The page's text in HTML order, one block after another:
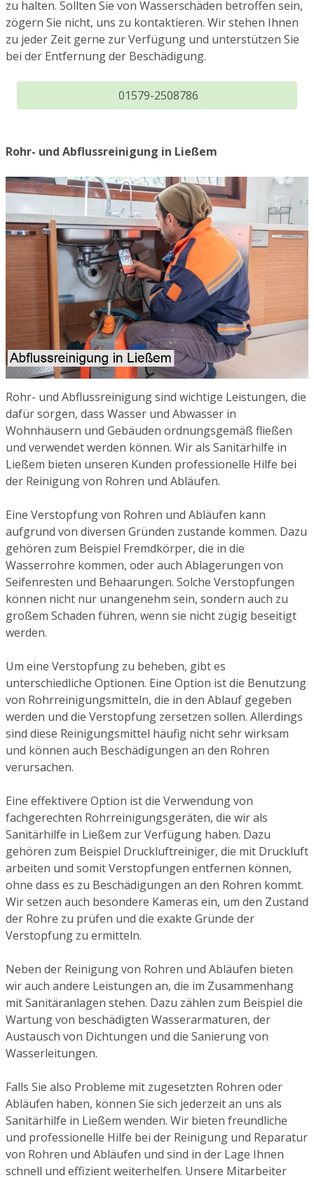
zu halten. Sollten Sie von Wasserschäden betroffen sein,
zögern Sie nicht, uns zu kontaktieren. Wir stehen Ihnen
zu jeder Zeit gerne zur Verfügung und unterstützen Sie
bei der Entfernung der Beschädigung.
01579-2508786
Rohr- und Abflussreinigung in Ließem
Rohr- und Abflussreinigung sind wichtige Leistungen, die
dafür sorgen, dass Wasser und Abwasser in
Wohnhäusern und Gebäuden ordnungsgemäß fließen
und verwendet werden können. Wir als Sanitärhilfe in
Ließem bieten unseren Kunden professionelle Hilfe bei
der Reinigung von Rohren und Abläufen.
Eine Verstopfung von Rohren und Abläufen kann
aufgrund von diversen Gründen zustande kommen. Dazu
gehören zum Beispiel Fremdkörper, die in die
Wasserrohre kommen, oder auch Ablagerungen von
Seifenresten und Behaarungen. Solche Verstopfungen
können nicht nur unangenehm sein, sondern auch zu
großem Schaden führen, wenn sie nicht zügig beseitigt
werden.
Um eine Verstopfung zu beheben, gibt es
unterschiedliche Optionen. Eine Option ist die Benutzung
von Rohrreinigungsmitteln, die in den Ablauf gegeben
werden und die Verstopfung zersetzen sollen. Allerdings
sind diese Reinigungsmittel häufig nicht sehr wirksam
und können auch Beschädigungen an den Rohren
verursachen.
Eine effektivere Option ist die Verwendung von
fachgerechten Rohrreinigungsgeräten, die wir als
Sanitärhilfe in Ließem zur Verfügung haben. Dazu
gehören zum Beispiel Druckluftreiniger, die mit Druckluft
arbeiten und somit Verstopfungen entfernen können,
ohne dass es zu Beschädigungen an den Rohren kommt.
Wir setzen auch besondere Kameras ein, um den Zustand
der Rohre zu prüfen und die exakte Gründe der
Verstopfung zu ermitteln.
Neben der Reinigung von Rohren und Abläufen bieten
wir auch andere Leistungen an, die im Zusammenhang
mit Sanitäranlagen stehen. Dazu zählen zum Beispiel die
Wartung von beschädigten Wasserarmaturen, der
Austausch von Dichtungen und die Sanierung von
Wasserleitungen.
Falls Sie also Probleme mit zugesetzten Rohren oder
Abläufen haben, können Sie sich jederzeit an uns als
Sanitärhilfe in Ließem wenden. Wir bieten freundliche
und professionelle Hilfe bei der Reinigung und Reparatur
von Rohren und Abläufen und sind in der Lage Ihnen
schnell und effizient weiterhelfen. Unsere Mitarbeiter